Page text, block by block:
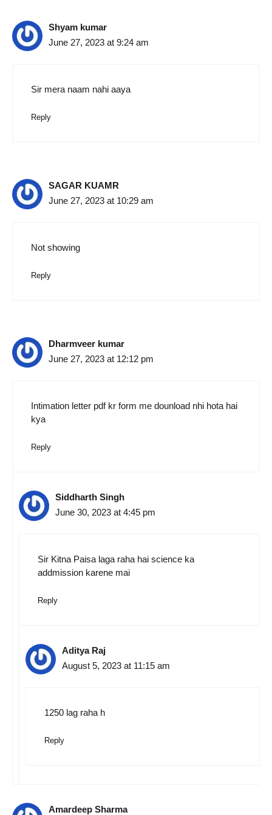
Shyam kumar
June 27, 2023 at 9:24 am
Sir mera naam nahi aaya
Reply
SAGAR KUAMR
June 27, 2023 at 10:29 am
Not showing
Reply
Dharmveer kumar
June 27, 2023 at 12:12 pm
Intimation letter pdf kr form me dounload nhi hota hai
kya
Reply
Siddharth Singh
June 30, 2023 at 4:45 pm
Sir Kitna Paisa laga raha hai science ka
addmission karene mai
Reply
Aditya Raj
August 5, 2023 at 11:15 am
1250 lag raha h
Reply
Amardeep Sharma